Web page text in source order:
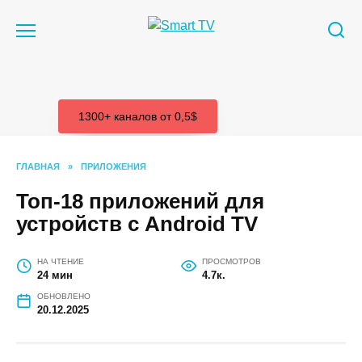
1300+ каналов от 0,5$
ГЛАВНАЯ » ПРИЛОЖЕНИЯ
Топ-18 приложений для
устройств с Android TV
НА ЧТЕНИЕ
24 мин
ПРОСМОТРОВ
4.7к.
ОБНОВЛЕНО
20.12.2025